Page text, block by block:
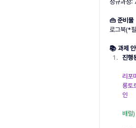
정규과정:
👜 준비물
로그북(*
📚 과제 안
진행
리포
롱토
인
배럴)